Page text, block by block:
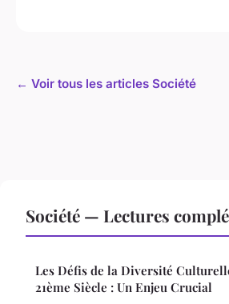
← Voir tous les articles Société
Société — Lectures
Les Défis de la Diversité
21ème Siècle : Un Enjeu Crucial